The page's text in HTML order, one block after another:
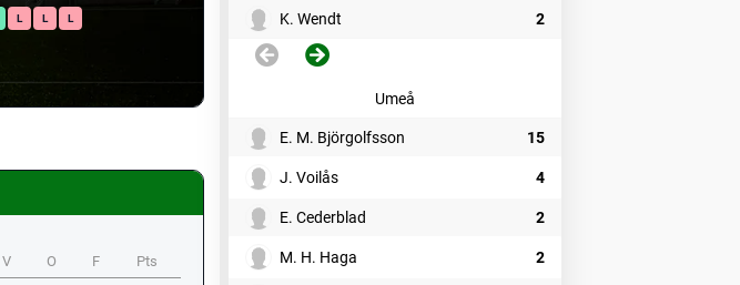
L L L
V O F
Pts
K. Wendt 2
Umeå
E. M. Björgolfsson 15
J. Voilås 4
E. Cederblad 2
M. H. Haga 2